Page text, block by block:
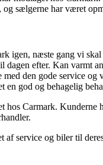
sælgerne har været
igen, næste gang vi
efter. Kan varmt
den gode service og
en god og behagelig
Carmark.
service og biler til